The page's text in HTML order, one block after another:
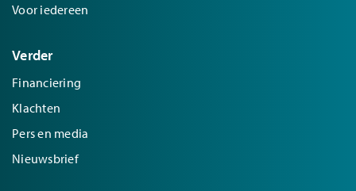
Voor iedereen
Verder
Financiering
Klachten
Pers en media
Nieuwsbrief